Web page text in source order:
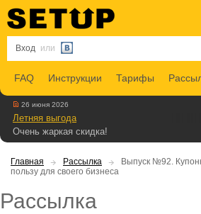
Вход или
FAQ Инструкции Тарифы
26 июня 2026
Летняя выгода
Очень жаркая скидка!
Главная Рассылка
Выпуск №92.
пользу для своего бизнеса
Рассылка